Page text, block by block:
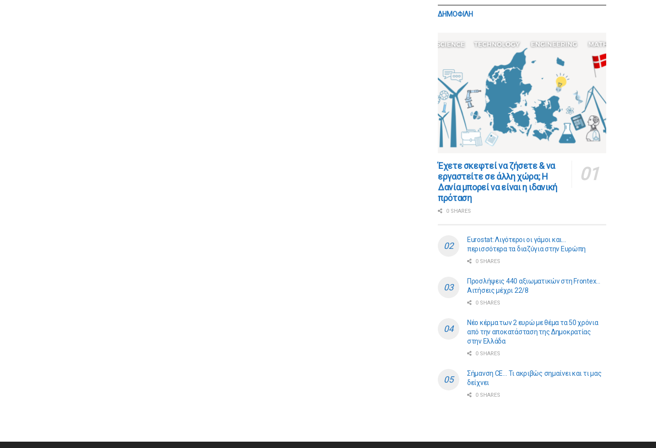
ΔΗΜΟΦΙΛΗ
​​Έχετε σκεφτεί να ζήσετε & να
εργαστείτε σε άλλη χώρα; Η
Δανία μπορεί να είναι η ιδανική
πρόταση
0 SHARES
Eurostat: Λιγότεροι οι γάμοι και…
περισσότερα τα διαζύγια στην Ευρώπη
0 SHARES
Προσλήψεις 440 αξιωματικών στη Frontex…
Αιτήσεις μέχρι 22/8
0 SHARES
Νέο κέρμα των 2 ευρώ με θέμα τα 50 χρόνια
από την αποκατάσταση της Δημοκρατίας
στην Ελλάδα
0 SHARES
Σήμανση CE… Τι ακριβώς σημαίνει και τι μας
δείχνει
0 SHARES